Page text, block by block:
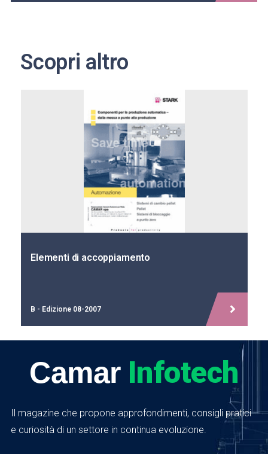
Scopri altro
Elementi di accoppiamento
B - Edizione 08-2007
Camar Infotech
Il magazine che propone approfondimenti, consigli pratici
e curiosità di un settore in continua evoluzione.